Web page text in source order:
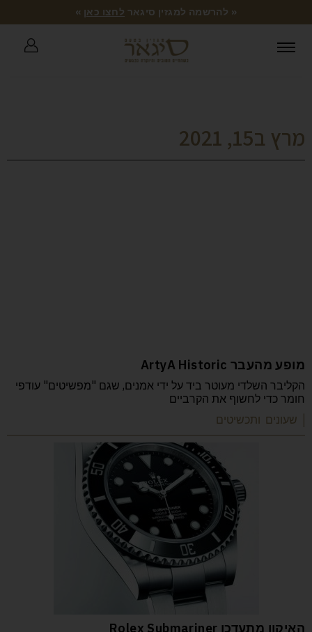
« להרשמה למגזין סיגאר לחצו כאן »
מרץ ב15, 2021
מופע מהעבר ArtyA Historic
הקליבר השלדי מעוטר ביד על ידי אמנים, שגם "מפשיטים" עודפי
חומר כדי לחשוף את הקרביים
| שעונים ותכשיטים
האיקון מתעדכן Rolex Submariner